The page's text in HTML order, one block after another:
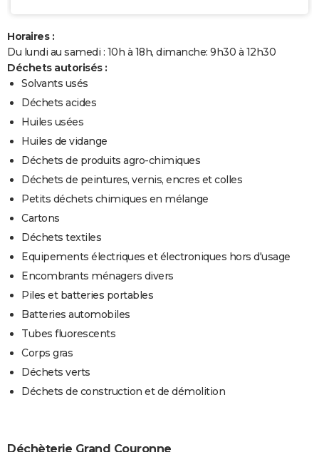
Horaires :
Du lundi au samedi : 10h à 18h, dimanche: 9h30 à 12h30
Déchets autorisés :
Solvants usés
Déchets acides
Huiles usées
Huiles de vidange
Déchets de produits agro-chimiques
Déchets de peintures, vernis, encres et colles
Petits déchets chimiques en mélange
Cartons
Déchets textiles
Equipements électriques et électroniques hors d'usage
Encombrants ménagers divers
Piles et batteries portables
Batteries automobiles
Tubes fluorescents
Corps gras
Déchets verts
Déchets de construction et de démolition
Déchèterie Grand Couronne